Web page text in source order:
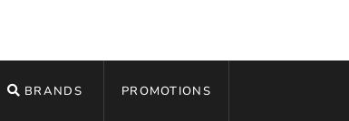
BRANDS PROMOTIONS